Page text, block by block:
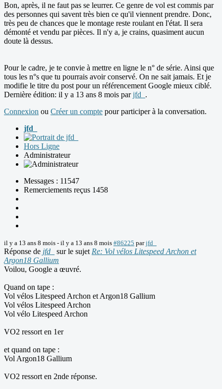
Bon, après, il ne faut pas se leurrer. Ce genre de vol est commis par
des personnes qui savent très bien ce qu'il viennent prendre. Donc,
très peu de chances que le montage reste roulant en l'état. Il sera
démonté et vendu par pièces. Il n'y a, je crains, quasiment aucun
doute là dessus.
Pour le cadre, je te convie à mettre en ligne le n° de série. Ainsi que
tous les n°s que tu pourrais avoir conservé. On ne sait jamais. Et je
modifie le titre du post pour un référencement Google mieux ciblé.
Dernière édition: il y a 13 ans 8 mois parjfd_ .
Connexion ou Créer un compte pour participer à la conversation.
jfd_
Hors Ligne
Administrateur
Messages : 11547
Remerciements reçus 1458
il y a 13 ans 8 mois - il y a 13 ans 8 mois #86225 parjfd_
Réponse de jfd_ sur le sujet Re: Vol vélos Litespeed Archon et
Argon18 Gallium
Voilou, Google a œuvré.
Quand on tape :
Vol vélos Litespeed Archon et Argon18 Gallium
Vol vélos Litespeed Archon
Vol vélo Litespeed Archon
VO2 ressort en 1er
et quand on tape :
Vol Argon18 Gallium
VO2 ressort en 2nde réponse.